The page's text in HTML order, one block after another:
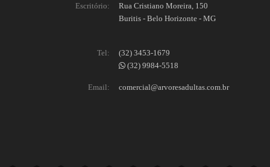
Escritório:
Rua Cristiano Moreira, 150
Buritis - Belo Horizonte - MG
Tel:
(32) 3453-1679
(32) 9984-5518
Email: comercial@arvoresadultas.com.br